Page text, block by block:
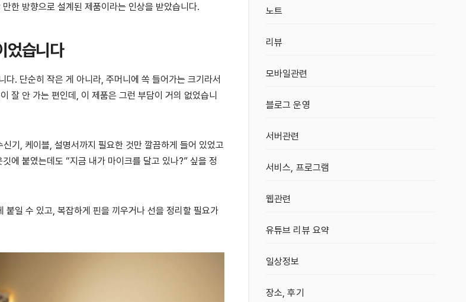
한 방향으로 설계된 제품이라는 인상을 받았습니다.
었습니다
. 단순히 작은 게 아니라, 주머니에 쏙 들어가는 크기라서
잘 안 가는 편인데, 이 제품은 그런 부담이 거의 없었습니
기, 케이블, 설명서까지 필요한 것만 깔끔하게 들어 있었고
에 붙였는데도 “지금 내가 마이크를 달고 있나?” 싶을 정
붙일 수 있고, 복잡하게 핀을 끼우거나 선을 정리할 필요가
노트
리뷰
모바일관련
블로그 운영
서버관련
서비스, 프로그램
웹관련
유튜브 리뷰 요약
일상정보
장소, 후기